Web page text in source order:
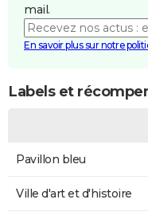
mail.
En savoir plus sur notre
Labels et
Pavillon bleu
Ville d'art et d'histoire